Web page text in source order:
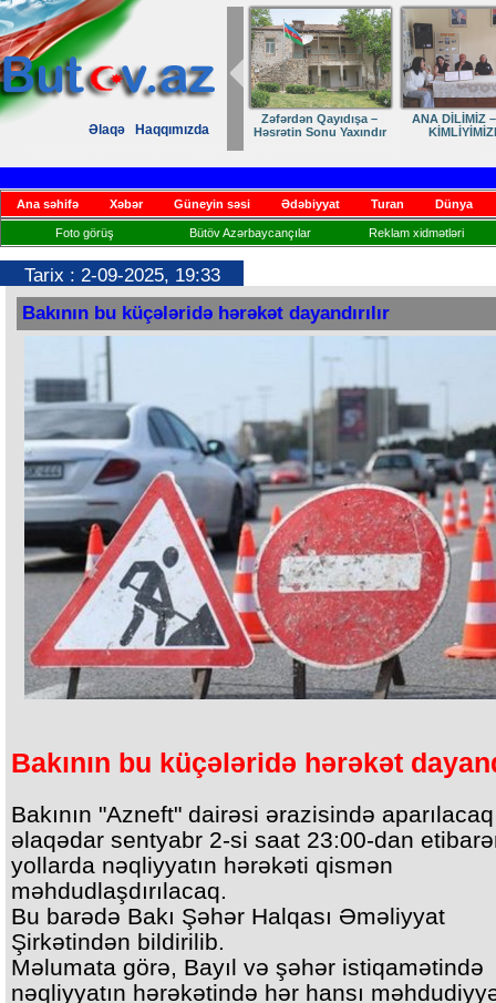
Əlaqə Haqqımızda
Zəfərdən Qayıdışa –
Həsrətin Sonu Yaxındır
ANA DİLİMİZ
Ana səhifə Xəbər Güneyin səsi Ədəbiyyat Turan Dünya
Foto görüş Bütöv Azərbaycançılar Reklam xidmətləri
Tarix : 2-09-2025, 19:33
Bakının bu küçələridə hərəkət dayandırılır
Bakının bu küçələridə hərəkət
Bakının "Azneft" dairəsi ərazisində
əlaqədar sentyabr 2-si saat 23:00-dan
yollarda nəqliyyatın hərəkəti qismən
məhdudlaşdırılacaq.
Bu barədə Bakı Şəhər Halqası Əməliyyat
Şirkətindən bildirilib.
Məlumata görə, Bayıl və şəhər istiqamətində
nəqliyyatın hərəkətində hər hansı